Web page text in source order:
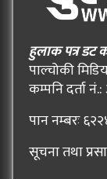
हुलाक पत्र डट
पाल्चोकी
कम्पनि दर्ता
पान नम्बरः
सूचना तथा